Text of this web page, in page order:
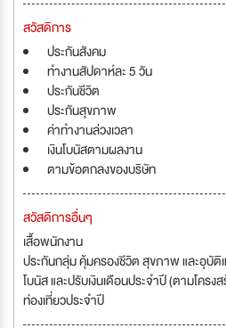
สวัสดิการ
ประกันสังคม
ทำงานสัปดาห์ละ 5 วัน
ประกันชีวิต
ประกันสุขภาพ
ค่าทำงานล่วงเวลา
เงินโบนัสตามผลงาน
ตามข้อตกลงของบริษัท
สวัสดิการอื่นๆ
เสื้อพนักงาน
ประกันกลุ่ม คุ้มครองชีวิต สุขภาพ และอุบัติ
โบนัส และปรับเงินเดือนประจำปี (ตามโคร
ท่องเที่ยวประจำปี